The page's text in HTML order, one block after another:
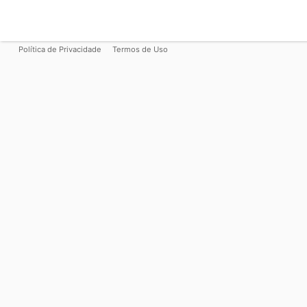
Política de Privacidade Termos de Uso